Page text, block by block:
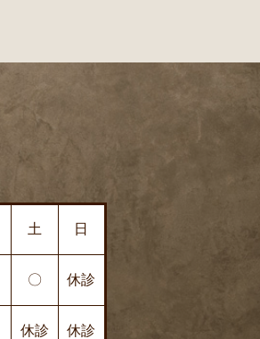
土 日
〇 休診
休診 休診